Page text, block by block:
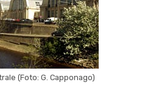
(Foto: G. Capponago)